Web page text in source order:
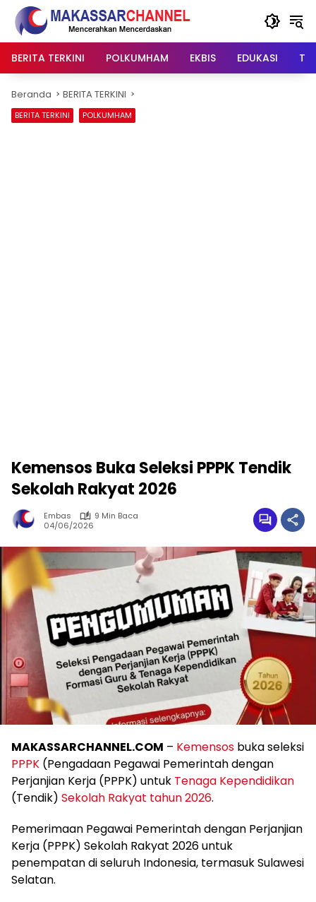
Langsung
konten
BERITA TERKINI
POLKUMHAM EKBIS EDUKASI
Beranda BERITA TERKINI
BERITA TERKINI POLKUMHAM
Kemensos Buka Seleksi PPPK Tendik
Sekolah Rakyat 2026
Embas
9 Min Baca
04/06/2026
MAKASSARCHANNEL.COM – Kemensos buka seleksi
PPPK (Pengadaan Pegawai Pemerintah dengan
Perjanjian Kerja (PPPK) untuk Tenaga Kependidikan
(Tendik) Sekolah Rakyat tahun 2026.
Pemerimaan Pegawai Pemerintah dengan Perjanjian
Kerja (PPPK) Sekolah Rakyat 2026 untuk
penempatan di seluruh Indonesia, termasuk Sulawesi
Selatan.